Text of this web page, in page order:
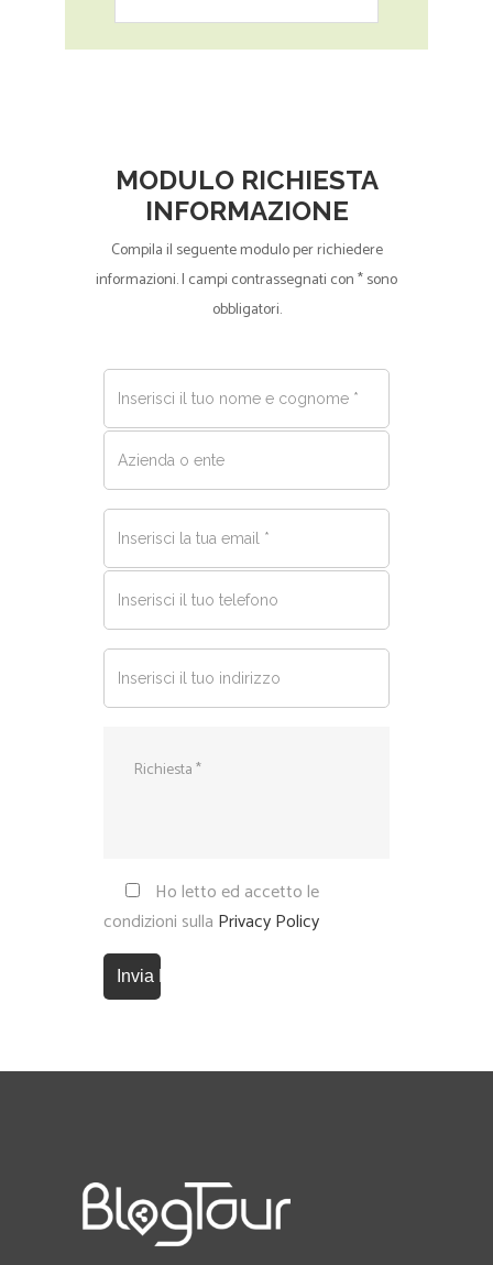
MODULO RICHIESTA
INFORMAZIONE
Compila il seguente modulo per richiedere
informazioni. I campi contrassegnati con * sono
obbligatori.
Ho letto ed accetto le
condizioni sulla Privacy Policy